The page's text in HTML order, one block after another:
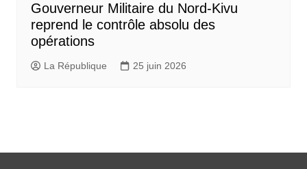
Gouverneur Militaire du Nord-Kivu
reprend le contrôle absolu des
opérations
La République 25 juin 2026